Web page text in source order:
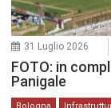
31 Luglio 2026
FOTO: in
Panigale
Bologna